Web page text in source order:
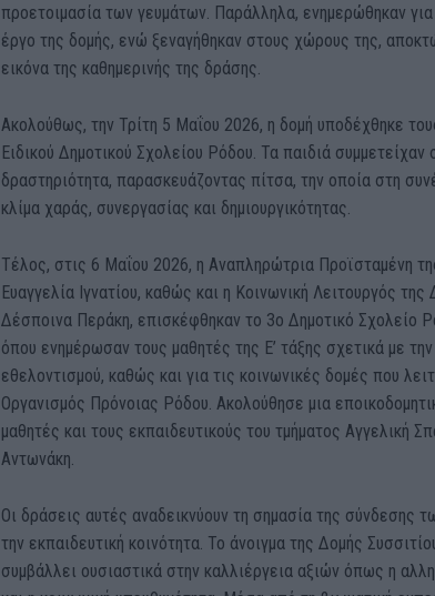
προετοιμασία των γευμάτων. Παράλληλα, ενημερώθηκαν για
έργο της δομής, ενώ ξεναγήθηκαν στους χώρους της,
εικόνα της καθημερινής της δράσης.
Ακολούθως, την Τρίτη 5 Μαΐου 2026, η δομή υποδέχθηκε
Ειδικού Δημοτικού Σχολείου Ρόδου. Τα παιδιά συμμετείχαν
δραστηριότητα, παρασκευάζοντας πίτσα, την οποία στη
κλίμα χαράς, συνεργασίας και δημιουργικότητας.
Τέλος, στις 6 Μαΐου 2026, η Αναπληρώτρια Προϊσταμένη
Ευαγγελία Ιγνατίου, καθώς και η Κοινωνική Λειτουργός της
Δέσποινα Περάκη, επισκέφθηκαν το 3ο Δημοτικό Σχολείο
όπου ενημέρωσαν τους μαθητές της Ε’ τάξης σχετικά με την
εθελοντισμού, καθώς και για τις κοινωνικές δομές που
Οργανισμός Πρόνοιας Ρόδου. Ακολούθησε μια
μαθητές και τους εκπαιδευτικούς του τμήματος Αγγελική
Αντωνάκη.
Οι δράσεις αυτές αναδεικνύουν τη σημασία της σύνδεσης
την εκπαιδευτική κοινότητα. Το άνοιγμα της Δομής
συμβάλλει ουσιαστικά στην καλλιέργεια αξιών όπως η